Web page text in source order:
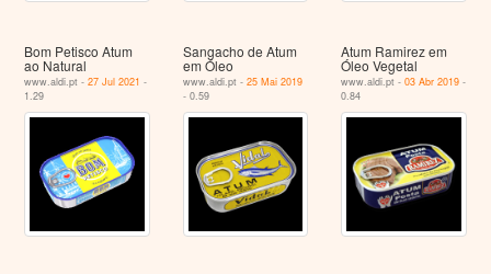
Bom Petisco Atum
ao Natural
www.aldi.pt -27 Jul 2021 -
1.29
Sangacho de Atum
em Óleo
www.aldi.pt - 25 Mai 2019
- 0.59
Atum Ramirez em
Óleo Vegetal
www.aldi.pt -03 Abr 2019 -
0.84